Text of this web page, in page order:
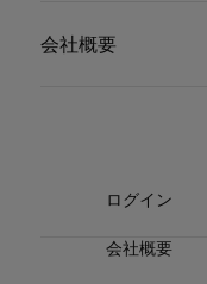
会社概要
ログイン
会社概要